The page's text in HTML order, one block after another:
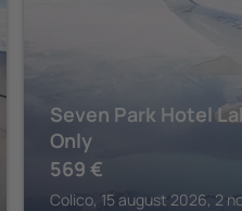
Seven Park Hotel
Only
569 €
Colico, 15 august 2026, 2